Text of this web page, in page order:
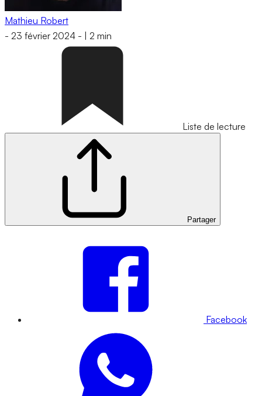
Mathieu Robert
- 23 février 2024 - 2 min
Liste de lecture
Partager
Facebook